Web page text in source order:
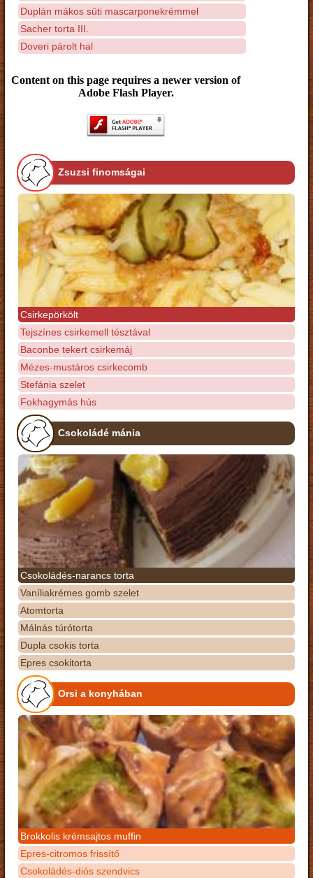
Duplán mákos süti mascarponekrémmel
Sacher torta III.
Doveri párolt hal
Content on this page requires a newer version of
Adobe Flash Player.
Zsuzsi finomságai
Csirkepörkölt
Tejszínes csirkemell tésztával
Baconbe tekert csirkemáj
Mézes-mustáros csirkecomb
Stefánia szelet
Fokhagymás hús
Csokoládé mánia
Csokoládés-narancs torta
Vaníliakrémes gomb szelet
Atomtorta
Málnás túrótorta
Dupla csokis torta
Epres csokitorta
Orsi a konyhában
Brokkolis krémsajtos muffin
Epres-citromos frissítő
Csokoládés-diós szendvics